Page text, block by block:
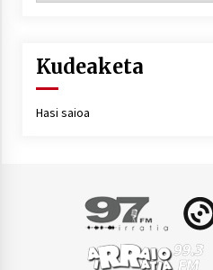
Kudeaketa
Hasi saioa